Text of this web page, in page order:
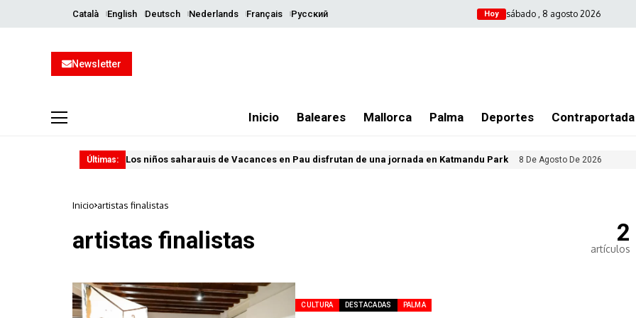
Català English Deutsch Nederlands Français Русский Hoy sábado , 8 agosto 2026
Newsletter
Inicio Baleares Mallorca Palma Deportes Contraportada
Últimas: Los niños saharauis de Vacances en Pau disfrutan de una jornada en Katmandu Park 8 De Agosto De 2026
Inicio artistas finalistas
artistas finalistas 2
artículos
CULTURA DESTACADAS PALMA